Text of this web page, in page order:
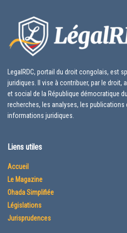
LegalRDC, portail du droit congolais, est
juridiques. Il vise à contribuer, par le droit,
et social de la République démocratique
recherches, les analyses, les
informations juridiques.
Liens utiles
Accueil
Le Magazine
Ohada Simplifiée
Législations
Jurisprudences